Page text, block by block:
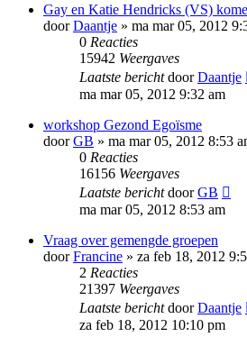
Gay en Katie Hendricks (VS)
doorDaantje » ma mar 05, 2012
0 Reacties
15942 Weergaves
Laatste berichtdoorDaantje
ma mar 05, 2012 9:32 am
workshop Gezond Egoïsme
doorGB » ma mar 05, 2012 8:53
0 Reacties
16156 Weergaves
Laatste berichtdoorGB
ma mar 05, 2012 8:53 am
Vraag over gemengde groepen
doorFrancine » za feb 18, 2012
2 Reacties
21397 Weergaves
Laatste berichtdoorDaantje
za feb 18, 2012 10:10 pm